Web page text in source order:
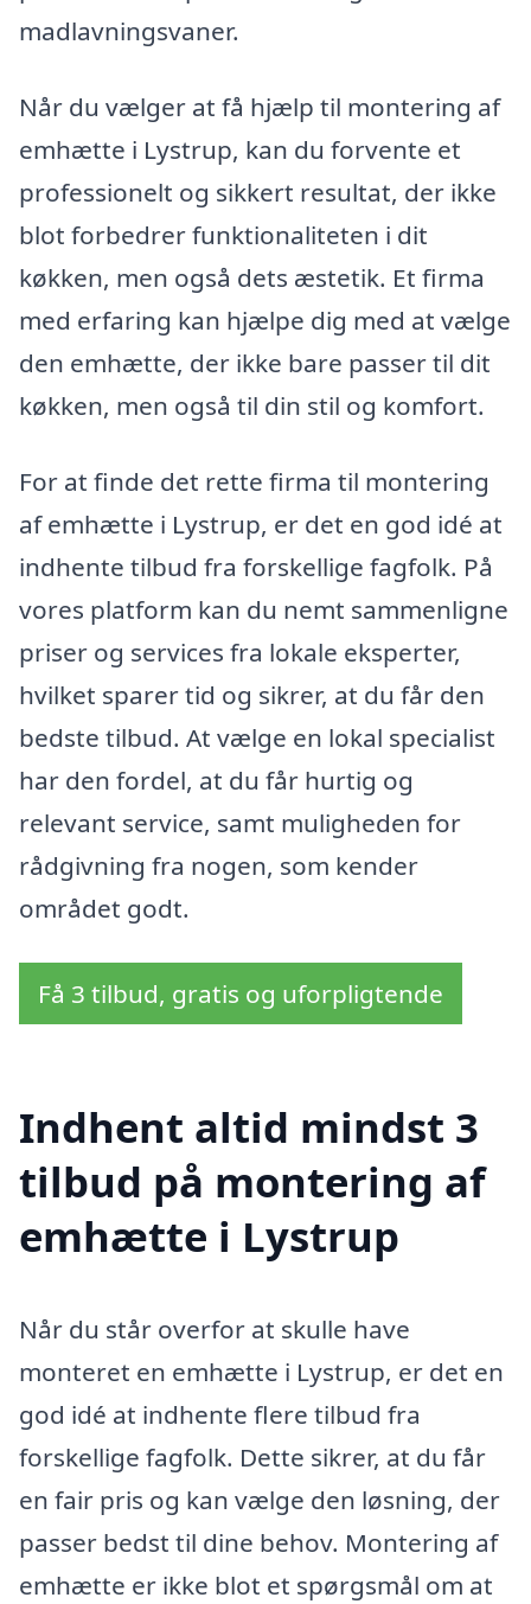
madlavningsvaner.
Når du vælger at få hjælp til montering af
emhætte i Lystrup, kan du forvente et
professionelt og sikkert resultat, der ikke
blot forbedrer funktionaliteten i dit
køkken, men også dets æstetik. Et firma
med erfaring kan hjælpe dig med at vælge
den emhætte, der ikke bare passer til dit
køkken, men også til din stil og komfort.
For at finde det rette firma til montering
af emhætte i Lystrup, er det en god idé at
indhente tilbud fra forskellige fagfolk. På
vores platform kan du nemt sammenligne
priser og services fra lokale eksperter,
hvilket sparer tid og sikrer, at du får den
bedste tilbud. At vælge en lokal specialist
har den fordel, at du får hurtig og
relevant service, samt muligheden for
rådgivning fra nogen, som kender
området godt.
Få 3 tilbud, gratis og uforpligtende
Indhent altid mindst 3
tilbud på montering af
emhætte i Lystrup
Når du står overfor at skulle have
monteret en emhætte i Lystrup, er det en
god idé at indhente flere tilbud fra
forskellige fagfolk. Dette sikrer, at du får
en fair pris og kan vælge den løsning, der
passer bedst til dine behov. Montering af
emhætte er ikke blot et spørgsmål om at